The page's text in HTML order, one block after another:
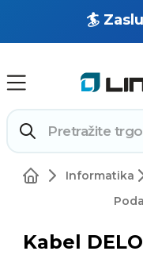
🏄
🔥 OUTLET:
Informatika
Kabel